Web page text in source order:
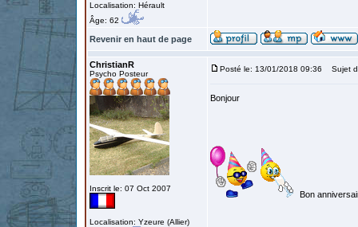
Localisation: Hérault
Âge: 62
Revenir en haut de page
ChristianR
Psycho Posteur
Inscrit le: 07 Oct 2007
Localisation: Yzeure (Allier)
Posté le: 13/01/2018 09:36 Sujet
Bonjour
Bon